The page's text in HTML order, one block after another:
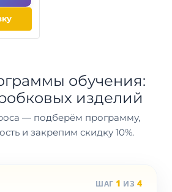
обучения:
изделий
— подберём программу,
и закрепим скидку 10%.
ШАГ 1 ИЗ 4